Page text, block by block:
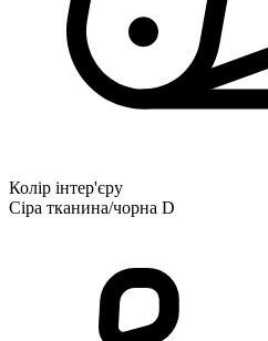
Колір інтер'єру
Сіра тканина/чорна D